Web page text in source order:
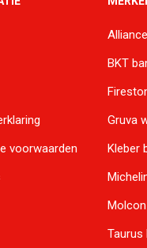
voorwaarden
BKT
Gruva
Kleber
Taurus